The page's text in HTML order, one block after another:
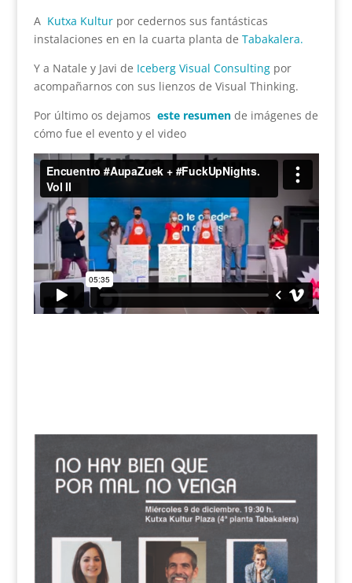
A Kutxa Kultur por cedernos sus fantásticas
instalaciones en en la cuarta planta de Tabakalera.
Y a Natale y Javi de Iceberg Visual Consultingpor
acompañarnos con sus lienzos de Visual Thinking.
Por último os dejamos este resumende imágenes de
cómo fue el evento y el video